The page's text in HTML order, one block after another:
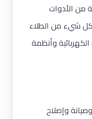
من الأدوات
شيء من الطلاء
وأنظمة
وإصلاح